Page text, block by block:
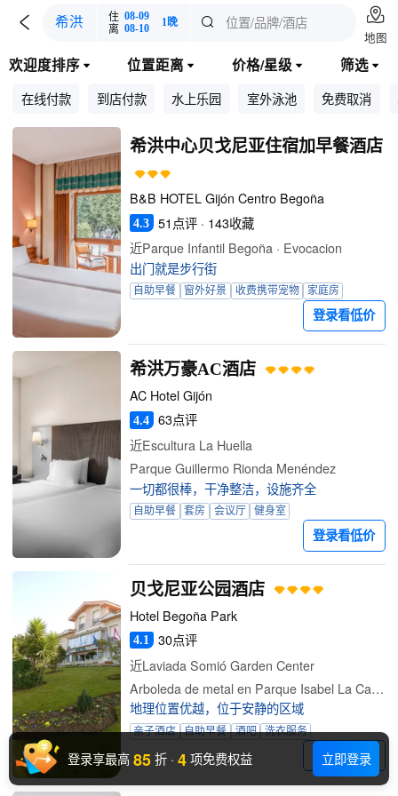
 希洪 住 08-09
离 08-10 1晚  位置/品牌/酒店 
地图
欢迎度排序 位置距离  价格/星级  筛选 
在线付款 到店付款 水上乐园 室外泳池 免费取消
希洪中心贝戈尼亚住宿加早餐酒店
B&B HOTEL Gijón Centro Begoña
4.3
51点评 · 143收藏
近Parque Infantil Begoña · Evocacion
出门就是步行街
自助早餐 窗外好景 收费携带宠物 家庭房
登录看低价
希洪万豪AC酒店
AC Hotel Gijón
4.4
63点评
近Escultura La Huella
Parque Guillermo Rionda Menéndez
一切都很棒，干净整洁，设施齐全
自助早餐 套房 会议厅 健身室
登录看低价
贝戈尼亚公园酒店
Hotel Begoña Park
4.1
30点评
近Laviada Somió Garden Center
Arboleda de metal en Parque Isabel La Católica
地理位置优越，位于安静的区域
亲子酒店 自助早餐 酒吧 洗衣服务
登录看低价
登录享最高 85 折 · 4 项免费权益 立即登录